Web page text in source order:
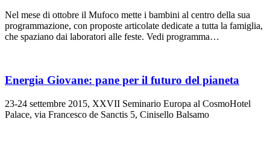
Nel mese di ottobre il Mufoco mette i bambini al centro della sua
programmazione, con proposte articolate dedicate a tutta la famiglia,
che spaziano dai laboratori alle feste. Vedi programma…
Energia Giovane: pane per il futuro del pianeta
23-24 settembre 2015, XXVII Seminario Europa al CosmoHotel
Palace, via Francesco de Sanctis 5, Cinisello Balsamo